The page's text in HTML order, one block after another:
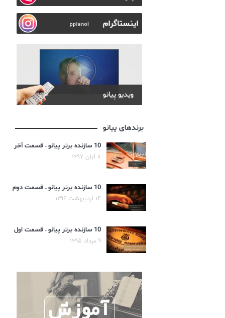
برندهای پیانو
10 سازنده برتر پیانو – قسمت آخر
۸ آبان ۱۳۹۷
10 سازنده برتر پیانو – قسمت دوم
۱۴ اردیبهشت ۱۳۹۶
10 سازنده برتر پیانو – قسمت اول
۹ مرداد ۱۳۹۵